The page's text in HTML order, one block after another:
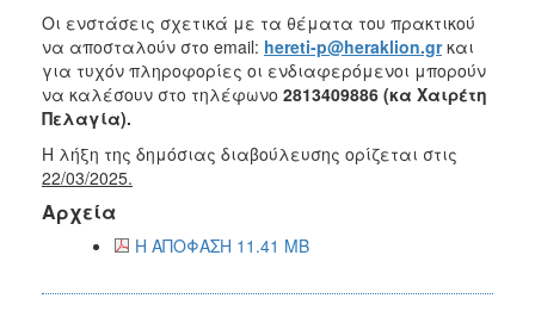
Οι ενστάσεις σχετικά με τα θέματα του πρακτικού
να αποσταλούν στο email: hereti-p@heraklion.gr και
για τυχόν πληροφορίες οι ενδιαφερόμενοι μπορούν
να καλέσουν στο τηλέφωνο 2813409886 (κα Χαιρέτη
Πελαγία).
Η λήξη της δημόσιας διαβούλευσης ορίζεται στις
22/03/2025.
Αρχεία
Η ΑΠΟΦΑΣΗ 11.41 MB